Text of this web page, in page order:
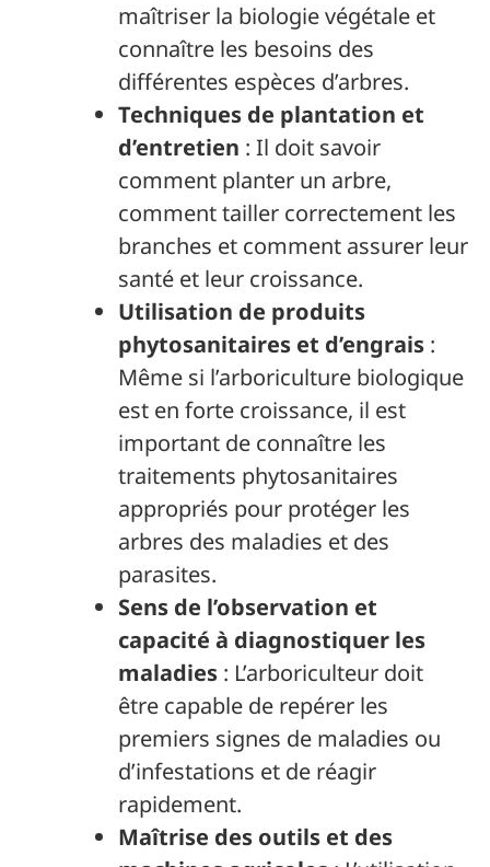
maîtriser la biologie végétale et
connaître les besoins des
différentes espèces d’arbres.
Techniques de plantation et
d’entretien : Il doit savoir
comment planter un arbre,
comment tailler correctement les
branches et comment assurer leur
santé et leur croissance.
Utilisation de produits
phytosanitaires et d’engrais :
Même si l’arboriculture biologique
est en forte croissance, il est
important de connaître les
traitements phytosanitaires
appropriés pour protéger les
arbres des maladies et des
parasites.
Sens de l’observation et
capacité à diagnostiquer les
maladies : L’arboriculteur doit
être capable de repérer les
premiers signes de maladies ou
d’infestations et de réagir
rapidement.
Maîtrise des outils et des